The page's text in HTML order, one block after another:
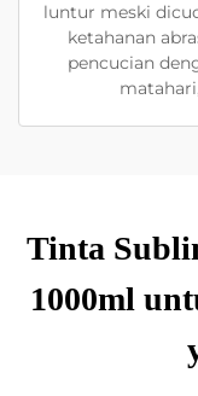
luntur meski
ketahanan
pencucian
Tinta
1000ml